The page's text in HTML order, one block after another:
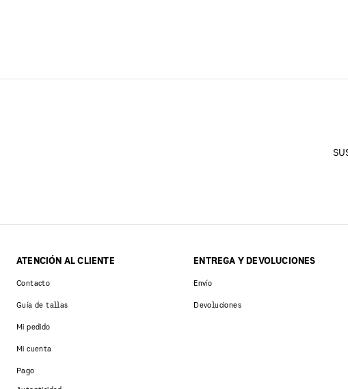
ATENCIÓN AL CLIENTE
Contacto
Guía de tallas
Mi pedido
Mi cuenta
Pago
ENTREGA Y DEVOLUCIONES
Envío
Devoluciones